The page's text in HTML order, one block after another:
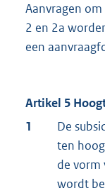
Aanvragen
2 en 2a
een
Artikel 5
1
De
ten
de vorm
wordt